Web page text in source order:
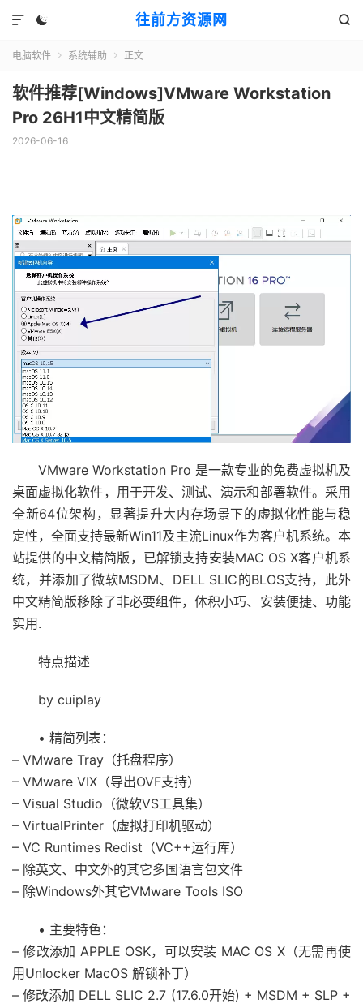
往前方资源网
 

电脑软件  系统辅助  正文
软件推荐[Windows]VMware Workstation
Pro 26H1中文精简版
2026-06-16
VMware Workstation Pro 是一款专业的免费虚拟机及
桌面虚拟化软件，用于开发、测试、演示和部署软件。采用
全新64位架构，显著提升大内存场景下的虚拟化性能与稳
定性，全面支持最新Win11及主流Linux作为客户机系统。本
站提供的中文精简版，已解锁支持安装MAC OS X客户机系
统，并添加了微软MSDM、DELL SLIC的BLOS支持，此外
中文精简版移除了非必要组件，体积小巧、安装便捷、功能
实用.
特点描述
by cuiplay
• 精简列表：
– VMware Tray（托盘程序）
– VMware VIX（导出OVF支持）
– Visual Studio（微软VS工具集）
– VirtualPrinter（虚拟打印机驱动）
– VC Runtimes Redist（VC++运行库）
– 除英文、中文外的其它多国语言包文件
– 除Windows外其它VMware Tools ISO
• 主要特色：
– 修改添加 APPLE OSK，可以安装 MAC OS X（无需再使
用Unlocker MacOS 解锁补丁）
– 修改添加 DELL SLIC 2.7 (17.6.0开始) + MSDM + SLP +